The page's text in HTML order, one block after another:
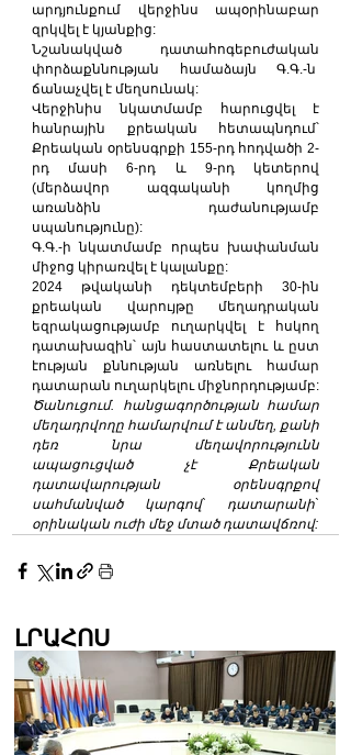
արդյունքում վերջինս ապօրինաբար
զրկվել է կյանքից:
Նշանակված դատահոգեբուժական
փորձաքննության համաձայն Գ.Գ.-ն
ճանաչվել է մեղսունակ:
Վերջինիս նկատմամբ հարուցվել է
հանրային քրեական հետապնդում՝
Քրեական օրենսգրքի 155-րդ հոդվածի 2-
րդ մասի 6-րդ և 9-րդ կետերով
(մերձավոր ազգականի կողմից
առանձին դաժանությամբ
սպանությունը):
Գ.Գ.-ի նկատմամբ որպես խափանման
միջոց կիրառվել է կալանքը:
2024 թվականի դեկտեմբերի 30-ին
քրեական վարույթը մեղադրական
եզրակացությամբ ուղարկվել է հսկող
դատախազին՝ այն հաստատելու և ըստ
էության քննության առնելու համար
դատարան ուղարկելու միջնորդությամբ:
Ծանուցում. հանցագործության համար
մեղադրվողը համարվում է անմեղ, քանի
դեռ նրա մեղավորությունն
ապացուցված չէ Քրեական
դատավարության օրենսգրքով
սահմանված կարգով` դատարանի`
օրինական ուժի մեջ մտած դատավճռով:
ԼՐԱՀՈՍ